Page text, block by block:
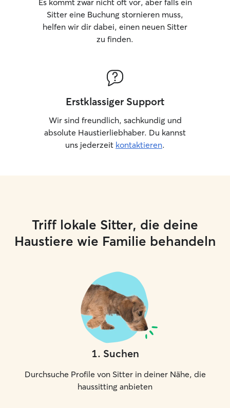
Es kommt zwar nicht oft vor, aber falls ein
Sitter eine Buchung stornieren muss,
helfen wir dir dabei, einen neuen Sitter
zu finden.
Erstklassiger Support
Wir sind freundlich, sachkundig und
absolute Haustierliebhaber. Du kannst
uns jederzeit kontaktieren.
Triff lokale Sitter, die deine
Haustiere wie Familie behandeln
1. Suchen
Durchsuche Profile von Sitter in deiner Nähe, die
haussitting anbieten